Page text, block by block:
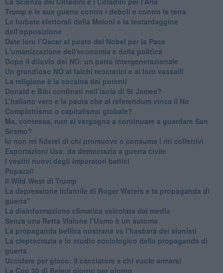
Trump e le sue guerre contro i deboli e contro la terra
​Le furbate elettorali della Meloni e la testardaggine
dell’opposizione
​Date loro l’Oscar al posto del Nobel per la Pace
L'umanizzazione dell'economia e della politica
​Dopo il diluvio dei NO: un patto intergenerazionale
​Un grandioso NO ai falchi teocratici e ai loro vassalli
La religione è la cocaina dei potenti
Donald e Bibi confinati nell’isola di St James?
L’italiano vero e la paura che al referendum vinca il No
​Complottismo o capitalismo globale?
​Ma, contessa, non si vergogna a continuare a guardare San
Scemo?
​Io non mi fiderei di chi promuove o consuma i riti collettivi
Esportazioni Usa: da democrazia a guerra civile
​I vestiti nuovi degli imperatori baltici
​Pupazzi!
​Il Wild West di Trump
​La depressione infantile di Roger Waters e la propaganda di
guerra"
​La disinformazione climatica veicolata dai media
Senza una Retta Visione l’Uomo è un automa
​La propaganda bellica nostrana vs l’hasbarà dei sionisti
​La cleptocrazia e lo studio sociologico della propaganda di
guerra
​Uccidere per gioco: il cacciatore e chi vuole armarsi
​La Cop 30 di Belem giorno per giorno